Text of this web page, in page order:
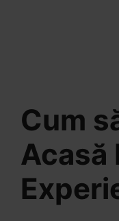
Cum
Acasă